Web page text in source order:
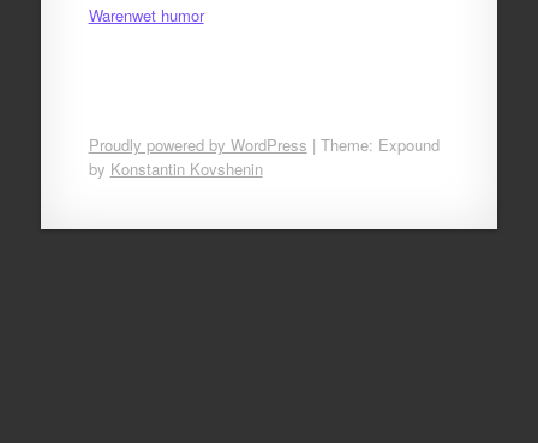
Warenwet humor
Proudly powered by WordPress | Theme: Expound
by Konstantin Kovshenin